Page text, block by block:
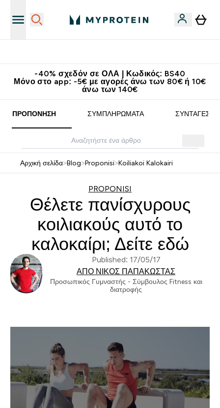
-40% σχεδόν σε ΟΛΑ | Κωδικός: BS40
Μόνο στο app: -5€ με αγορές άνω των 80€ ή 10€
άνω των 140€
ΠΡΟΠΌΝΗΣΗ ΣΥΜΠΛΗΡΏΜΑΤΑ ΣΥΝΤΑΓΈΣ
Αρχική σελίδα>Blog>Proponisi>Koiliakoi Kalokairi
PROPONISI
Θέλετε πανίσχυρους
κοιλιακούς αυτό το
καλοκαίρι; Δείτε εδώ
Published: 17/05/17
ΑΠΌ ΝΊΚΟΣ ΠΑΠΑΚΏΣΤΑΣ
Προσωπικός Γυμναστής - Σύμβουλος Fitness και
διατροφής